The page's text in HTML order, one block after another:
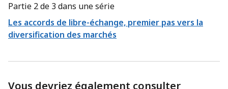
Partie 2 de 3 dans une série
Les accords de libre-échange, premier pas vers la
diversification des marchés
Vous devriez également consulter